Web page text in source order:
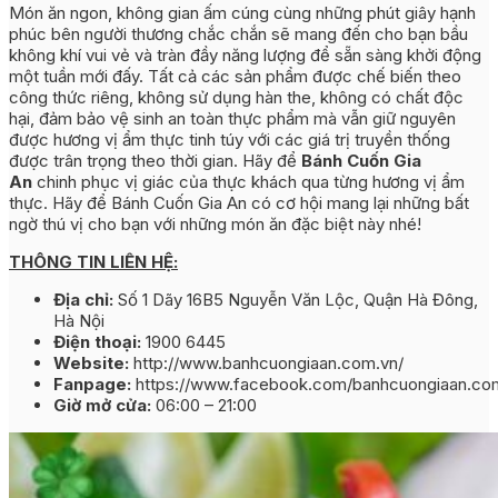
Món ăn ngon, không gian ấm cúng cùng những phút giây hạnh
phúc bên người thương chắc chắn sẽ mang đến cho bạn bầu
không khí vui vẻ và tràn đầy năng lượng để sẵn sàng khởi động
một tuần mới đấy. Tất cả các sản phẩm được chế biến theo
công thức riêng, không sử dụng hàn the, không có chất độc
hại, đảm bảo vệ sinh an toàn thực phẩm mà vẫn giữ nguyên
được hương vị ẩm thực tinh túy với các giá trị truyền thống
được trân trọng theo thời gian. Hãy để Bánh Cuốn Gia
An chinh phục vị giác của thực khách qua từng hương vị ẩm
thực. Hãy để Bánh Cuốn Gia An có cơ hội mang lại những bất
ngờ thú vị cho bạn với những món ăn đặc biệt này nhé!
THÔNG TIN LIÊN HỆ:
Địa chỉ: Số 1 Dãy 16B5 Nguyễn Văn Lộc, Quận Hà Đông,
Hà Nội
Điện thoại: 1900 6445
Website: http://www.banhcuongiaan.com.vn/
Fanpage: https://www.facebook.com/
Giờ mở cửa: 06:00 – 21:00